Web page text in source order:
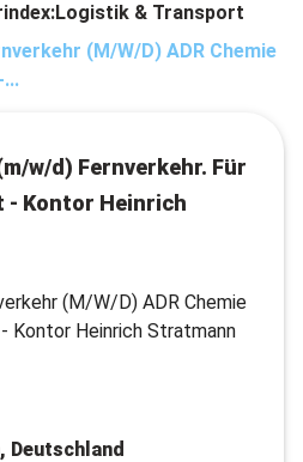
& Transport
(M/W/D) ADR Chemie
w/d) Fernverkehr. Für
Kontor Heinrich
(M/W/D) ADR Chemie
Kontor Heinrich Stratmann
Deutschland